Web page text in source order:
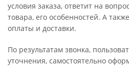
условия заказа, ответит на
товара, его особенностей. А
оплаты и доставки.
По результатам звонка,
уточнения, самостоятельно